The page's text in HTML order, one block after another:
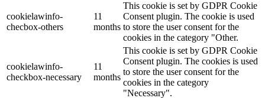
cookielawinfo-
checbox-others
11
months
This cookie is set by GDPR Cookie
Consent plugin. The cookie is used
to store the user consent for the
cookies in the category "Other.
cookielawinfo-
checkbox-necessary
11
months
This cookie is set by GDPR Cookie
Consent plugin. The cookies is used
to store the user consent for the
cookies in the category
"Necessary".